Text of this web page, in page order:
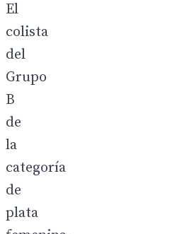
El
colista
del
Grupo
B
de
la
categoría
de
plata